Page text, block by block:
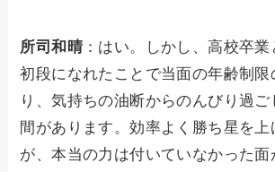
所司和晴 ：はい。しかし、高校卒
初段になれたことで当面の年齢制限
り、気持ちの油断からのんびり過ご
間があります。効率よく勝ち星を上
が、本当の力は付いていなかった面